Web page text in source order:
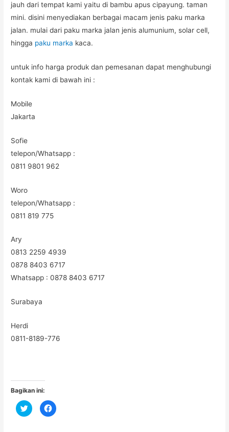
jauh dari tempat kami yaitu di bambu apus cipayung. taman
mini. disini menyediakan berbagai macam jenis paku marka
jalan. mulai dari paku marka jalan jenis alumunium, solar cell,
hingga paku marka kaca.
untuk info harga produk dan pemesanan dapat menghubungi
kontak kami di bawah ini :
Mobile
Jakarta
Sofie
telepon/Whatsapp :
0811 9801 962
Woro
telepon/Whatsapp :
0811 819 775
Ary
0813 2259 4939
0878 8403 6717
Whatsapp : 0878 8403 6717
Surabaya
Herdi
0811-8189-776
Bagikan ini:
C
l
C
l